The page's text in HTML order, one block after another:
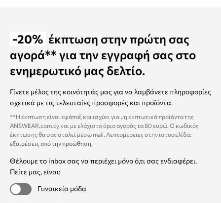
-20% έκπτωση στην πρώτη σας
αγορά** για την εγγραφή σας στο
ενημερωτικό μας δελτίο.
Γίνετε μέλος της κοινότητάς μας για να λαμβάνετε πληροφορίες
σχετικά με τις τελευταίες προσφορές και προϊόντα.
**Η έκπτωση είναι εφάπαξ και ισχύει για μη εκπτωτικά προϊόντα της
ANSWEAR.com.cy και με ελάχιστο όριο αγοράς τα 80 ευρώ. Ο κωδικός
έκπτωσης θα σας σταλεί μέσω mail. Λεπτομέρειες στην ιστοσελίδα:
εξαιρέσεις από την προώθηση
Θέλουμε το inbox σας να περιέχει μόνο ό,τι σας ενδιαφέρει.
Πείτε μας, είναι:
Γυναικεία μόδα